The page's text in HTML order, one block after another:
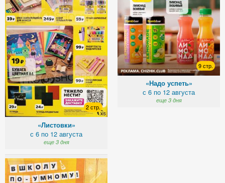
2 стр.
«Листовки»
с 6 по 12 августа
еще 3 дня
9 стр.
«Надо успеть»
с 6 по 12 августа
еще 3 дня